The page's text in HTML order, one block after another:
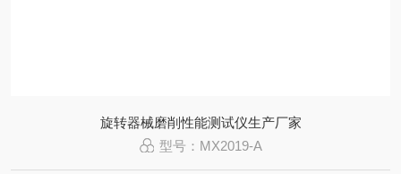
旋转器械磨削性能测试仪生产厂家
型号：MX2019-A